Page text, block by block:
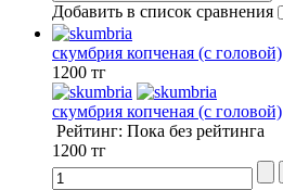
Добавить в список сравнения
скумбрия копченая (с головой)
1200 тг
скумбрия копченая (с головой)
Рейтинг: Пока без рейтинга
1200 тг